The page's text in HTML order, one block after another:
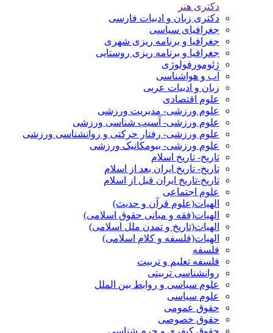
دکتری هنر
دکتری زبان و ادبیات فارسی
جغرافیای سیاسی
جغرافیا و برنامه ریزی شهری
جغرافیا و برنامه ریزی روستایی
ژئومورفولوژی
آب و هواشناسی
زبان و ادبیات عربی
علوم اقتصادی
علوم ورزشی- مدیریت ورزشی
علوم ورزشی- آسیب شناسی ورزشی
علوم ورزشی- رفتار حرکتی و روانشناسی ورزشی
علوم ورزشی- بیومکانیک ورزشی
تاریخ- تاریخ اسلام
تاریخ- تاریخ ایران بعد از اسلام
تاریخ-تاریخ ایران قبل از اسلام
علوم اجتماعی
الهیات(علوم قرآن و حدیث)
الهیات(فقه و مبانی حقوق اسلامی)
الهیات(تاریخ و تمدن ملل اسلامی)
الهیات(فلسفه و کلام اسلامی)
فلسفه
فلسفه تعلیم و تربیت
روانشناسی تربیتی
علوم سیاسی و روابط بین الملل
علوم سیاسی
حقوق عمومی
حقوق خصوصی
حقوق کیفری و جرم شناسی